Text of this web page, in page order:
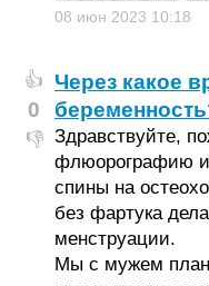
08 июн 2023 10:18
👍
0
👎
Через какое
Здравствуйте,
флюорографию и
спины на
без фартука
менструации.
Мы с мужем